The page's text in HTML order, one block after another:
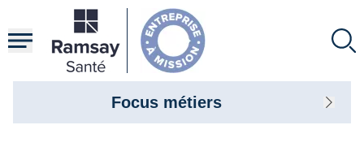
contenu
principal
Focus métiers